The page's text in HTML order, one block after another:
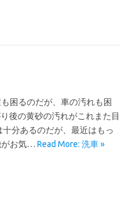
困るのだが、車の汚れも困
後の黄砂の汚れがこれまた目
分あるのだが、最近はもっ
がお気… Read More: 洗車 »